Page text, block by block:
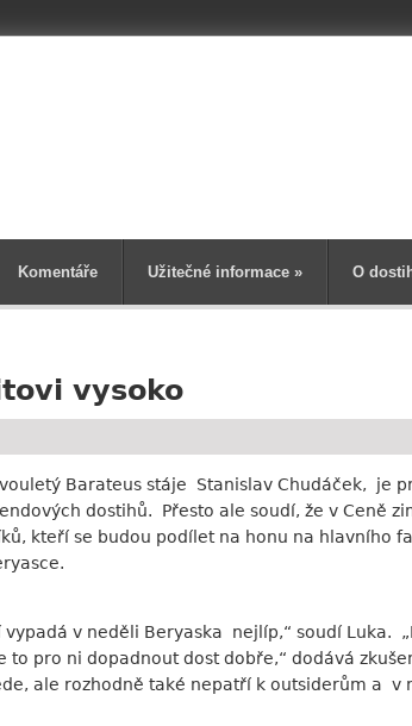
Komentáře Užitečné informace » O
vysoko
Barateus stáje Stanislav Chudáček, je
dostihů. Přesto ale soudí, že v Ceně
kteří se budou podílet na honu na hlavního
vypadá v neděli Beryaska nejlíp,“ soudí Luka.
pro ni dopadnout dost dobře,“ dodává
ale rozhodně také nepatří k outsiderům a v